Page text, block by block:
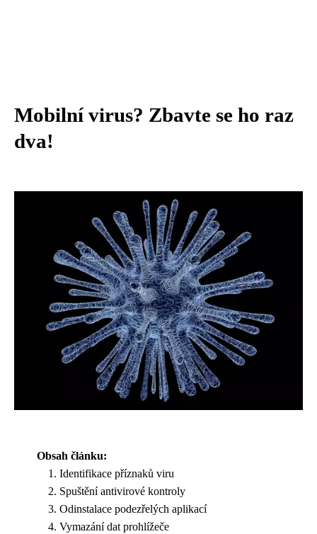
Mobilní virus? Zbavte se ho raz
dva!
Obsah článku:
Identifikace příznaků viru
Spuštění antivirové kontroly
Odinstalace podezřelých aplikací
Vymazání dat prohlížeče